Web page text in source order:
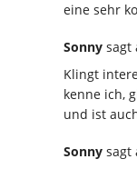
eine sehr
Sonny sagt
Klingt
kenne ich,
und ist
Sonny sagt